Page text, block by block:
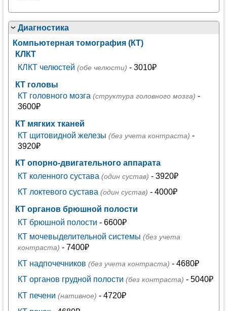
Диагностика
Компьютерная томография (КТ)
КЛКТ
КЛКТ челюстей (обе челюсти) - 3010₽
КТ головы
КТ головного мозга (структура головного мозга) -
3600₽
КТ мягких тканей
КТ щитовидной железы (без учета контраста) -
3920₽
КТ опорно-двигательного аппарата
КТ коленного сустава (один сустав) - 3920₽
КТ локтевого сустава (один сустав) - 4000₽
КТ органов брюшной полости
КТ брюшной полости - 6600₽
КТ мочевыделительной системы (без учета
контраста) - 7400₽
КТ надпочечников (без учета контраста) - 4680₽
КТ органов грудной полости (без контраста) - 5040₽
КТ печени (нативное) - 4720₽